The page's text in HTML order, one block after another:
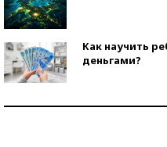
Как научить
деньгами?